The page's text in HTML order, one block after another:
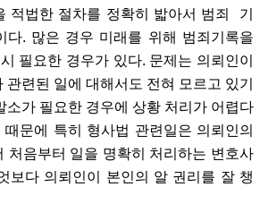
적법한 절차를 정확히 밟아서 범죄
기
다. 많은 경우 미래를 위해 범죄기록을
필요한 경우가 있다. 문제는 의뢰인이
관련된 일에 대해서도 전혀 모르고 있기
소가 필요한 경우에 상황 처리가 어렵다
때문에 특히 형사법 관련일은 의뢰인의
처음부터 일을 명확히 처리하는 변호사
보다 의뢰인이 본인의 알 권리를 잘 챙